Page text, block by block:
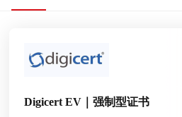
Digicert EV｜强制型证书